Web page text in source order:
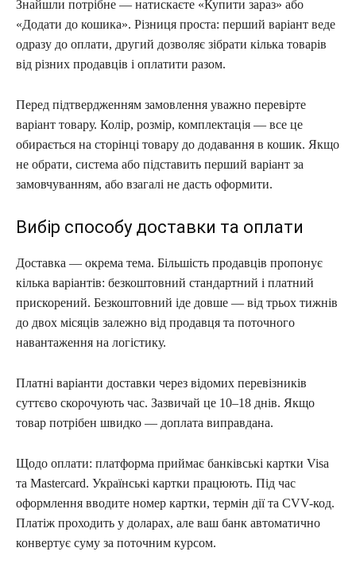
Знайшли потрібне — натискаєте «Купити зараз» або
«Додати до кошика». Різниця проста: перший варіант веде
одразу до оплати, другий дозволяє зібрати кілька товарів
від різних продавців і оплатити разом.
Перед підтвердженням замовлення уважно перевірте
варіант товару. Колір, розмір, комплектація — все це
обирається на сторінці товару до додавання в кошик. Якщо
не обрати, система або підставить перший варіант за
замовчуванням, або взагалі не дасть оформити.
Вибір способу доставки та оплати
Доставка — окрема тема. Більшість продавців пропонує
кілька варіантів: безкоштовний стандартний і платний
прискорений. Безкоштовний іде довше — від трьох тижнів
до двох місяців залежно від продавця та поточного
навантаження на логістику.
Платні варіанти доставки через відомих перевізників
суттєво скорочують час. Зазвичай це 10–18 днів. Якщо
товар потрібен швидко — доплата виправдана.
Щодо оплати: платформа приймає банківські картки Visa
та Mastercard. Українські картки працюють. Під час
оформлення вводите номер картки, термін дії та CVV-код.
Платіж проходить у доларах, але ваш банк автоматично
конвертує суму за поточним курсом.